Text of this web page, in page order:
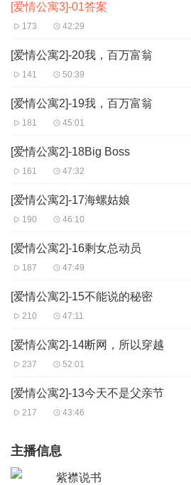
[爱情公寓3]-01答案
173 42:29
[爱情公寓2]-20我，百万富翁
141 50:39
[爱情公寓2]-19我，百万富翁
181 45:01
[爱情公寓2]-18Big Boss
161 47:32
[爱情公寓2]-17海螺姑娘
190 46:10
[爱情公寓2]-16剩女总动员
187 47:49
[爱情公寓2]-15不能说的秘密
210 47:11
[爱情公寓2]-14断网，所以穿越
237 52:01
[爱情公寓2]-13今天不是父亲节
217 43:46
主播信息
紫襟说书